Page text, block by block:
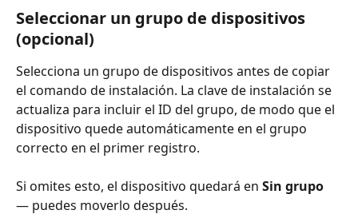
Seleccionar un grupo de dispositivos
(opcional)
Selecciona un grupo de dispositivos antes de copiar
el comando de instalación. La clave de instalación se
actualiza para incluir el ID del grupo, de modo que el
dispositivo quede automáticamente en el grupo
correcto en el primer registro.
Si omites esto, el dispositivo quedará en Sin grupo
— puedes moverlo después.